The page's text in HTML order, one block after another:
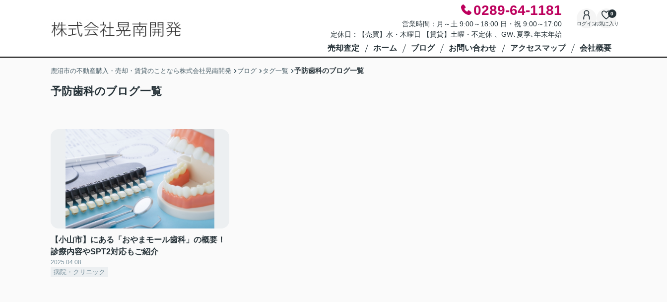
0289-64-1181
営業時間：月～土 9:00～18:00 日・祝 9:00～17:00
定休日：【売買】水・木曜日 【賃貸】土曜・不定休 、GW､夏季､年末年始
ログインお気に入り
0
売却査定 ホーム ブログ お問い合わせ アクセスマップ 会社概要
鹿沼市の不動産購入・売却・賃貸のことなら株式会社晃南開発 ブログ タグ一覧 予防歯科のブログ一覧
予防歯科のブログ一覧
【小山市】にある「おやまモール歯科」の概要！
診療内容やSPT2対応もご紹介
2025.04.08
病院・クリニック